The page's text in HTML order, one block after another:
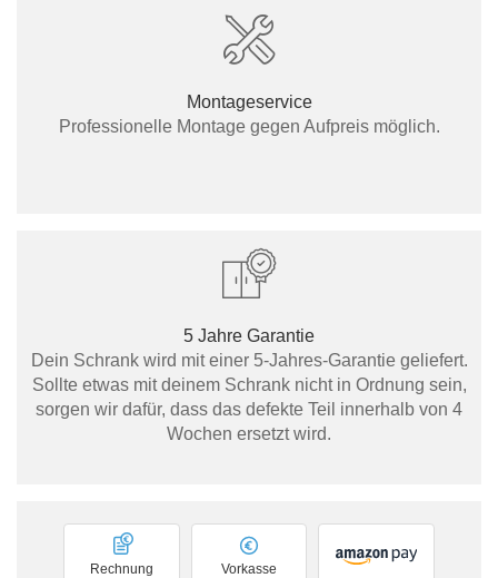
Montageservice
Professionelle Montage gegen Aufpreis möglich.
5 Jahre Garantie
Dein Schrank wird mit einer 5-Jahres-Garantie geliefert.
Sollte etwas mit deinem Schrank nicht in Ordnung sein,
sorgen wir dafür, dass das defekte Teil innerhalb von 4
Wochen ersetzt wird.
Vorkasse
Rechnung